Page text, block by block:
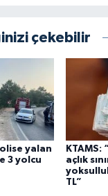
çekebilir
yalan
3 yolcu
açlık
TL”